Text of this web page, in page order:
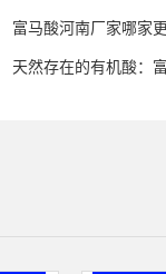
富马酸河南厂家哪家
天然存在的有机酸：